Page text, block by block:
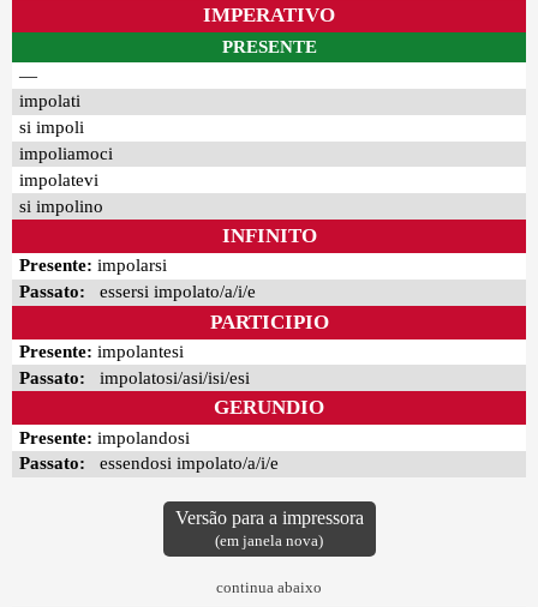
IMPERATIVO
PRESENTE
—
impolati
si impoli
impoliamoci
impolatevi
si impolino
INFINITO
Presente: impolarsi
Passato: essersi impolato/a/i/e
PARTICIPIO
Presente: impolantesi
Passato: impolatosi/asi/isi/esi
GERUNDIO
Presente: impolandosi
Passato: essendosi impolato/a/i/e
Versão para a impressora
(em janela nova)
continua abaixo